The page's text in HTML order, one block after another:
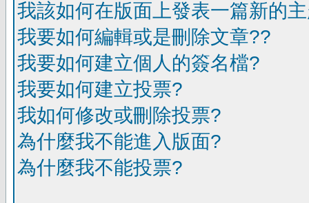
我該如何在版面上發表一篇新的
我要如何編輯或是刪除文章??
我要如何建立個人的簽名檔?
我要如何建立投票?
我如何修改或刪除投票?
為什麼我不能進入版面?
為什麼我不能投票?